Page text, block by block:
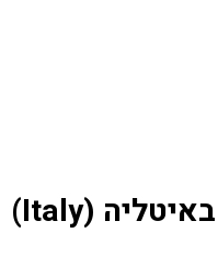
חוקי נהיגה בסיסיים באיטליה (Italy)